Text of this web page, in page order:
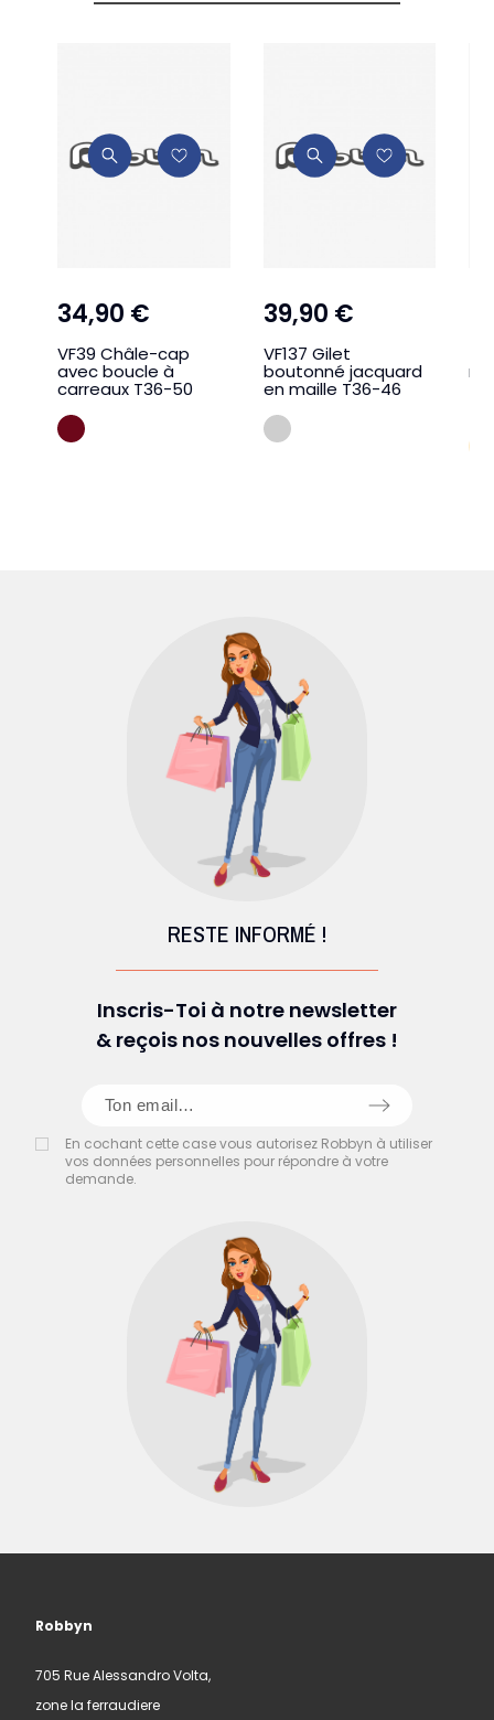
34,90 €
VF39 Châle-cap
avec boucle à
carreaux T36-50
BORDEAUX
39,90 €
VF137 Gilet
boutonné jacquard
en maille T36-46
GRIS SOURI
RESTE INFORMÉ !
Inscris-Toi à notre newsletter
& reçois nos nouvelles offres !
En cochant cette case vous autorisez Robbyn à utiliser
vos données personnelles pour répondre à votre
demande.
Robbyn
705 Rue Alessandro Volta,
zone la ferraudiere